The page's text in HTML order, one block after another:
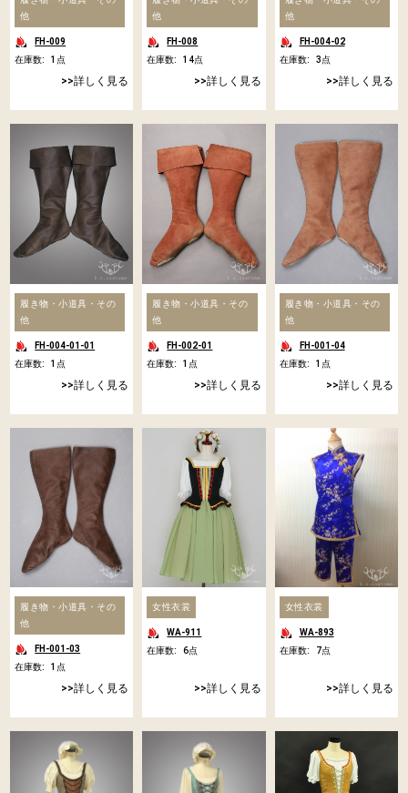
他
FH-009
在庫数:
1 点
詳しく見る
他
FH-008
在庫数:
14点
詳しく見る
他
FH-004-02
在庫数:
3点
詳しく見る
履き物・小道具・その
他
FH-004-01-01
在庫数:
1 点
詳しく見る
履き物・小道具・その
他
FH-002-01
在庫数:
1 点
詳しく見る
履き物・小道具・その
他
FH-001-04
在庫数:
1 点
詳しく見る
履き物・小道具・その
他
FH-001-03
在庫数:
1 点
詳しく見る
女性衣裳
WA-911
在庫数:
6点
詳しく見る
女性衣裳
WA-893
在庫数:
7点
詳しく見る